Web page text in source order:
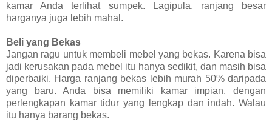
kamar Anda terlihat sumpek. Lagipula, ranjang besar
harganya juga lebih mahal.
Beli yang Bekas
Jangan ragu untuk membeli mebel yang bekas. Karena bisa
jadi kerusakan pada mebel itu hanya sedikit, dan masih bisa
diperbaiki. Harga ranjang bekas lebih murah 50% daripada
yang baru. Anda bisa memiliki kamar impian, dengan
perlengkapan kamar tidur yang lengkap dan indah. Walau
itu hanya barang bekas.